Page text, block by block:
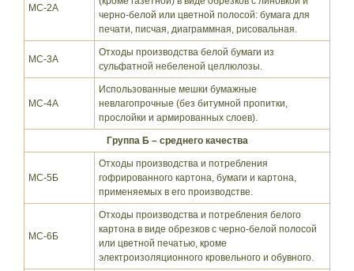
МС-2А
черно-белой или цветной полосой: бумага для
печати, писчая, диаграммная, рисовальная.
МС-3А
Отходы производства белой бумаги из
сульфатной небеленой целлюлозы.
МС-4А
Использованные мешки бумажные
невлагопрочные (без битумной пропитки,
прослойки и армированных слоев).
Группа Б – среднего качества
МС-5Б
Отходы производства и потребления
гофрированного картона, бумаги и картона,
применяемых в его производстве.
МС-6Б
Отходы производства и потребления белого
картона в виде обрезков с черно-белой полосой
или цветной печатью, кроме
электроизоляционного кровельного и обувного.